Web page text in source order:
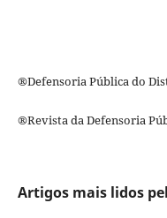
®Defensoria Pública do
®Revista da Defensoria
Artigos mais lidos